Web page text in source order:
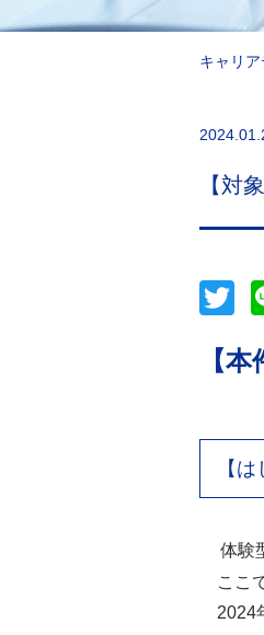
キャリ
【対
【
【
体験
ここ
2024